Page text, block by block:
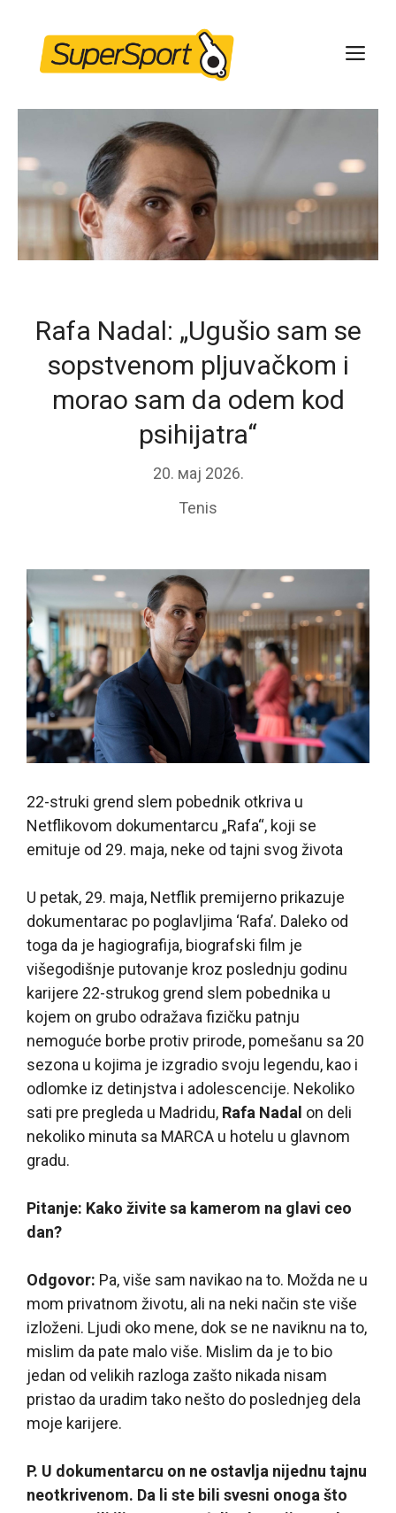
content
Rafa Nadal: „Ugušio sam se
sopstvenom pljuvačkom i
morao sam da odem kod
psihijatra“
20. мај 2026.
Tenis
22-struki grend slem pobednik otkriva u
Netflikovom dokumentarcu „Rafa“, koji se
emituje od 29. maja, neke od tajni svog života
U petak, 29. maja, Netflik premijerno prikazuje
dokumentarac po poglavljima ‘Rafa’. Daleko od
toga da je hagiografija, biografski film je
višegodišnje putovanje kroz poslednju godinu
karijere 22-strukog grend slem pobednika u
kojem on grubo odražava fizičku patnju
nemoguće borbe protiv prirode, pomešanu sa 20
sezona u kojima je izgradio svoju legendu, kao i
odlomke iz detinjstva i adolescencije. Nekoliko
sati pre pregleda u Madridu, Rafa Nadal on deli
nekoliko minuta sa MARCA u hotelu u glavnom
gradu.
Pitanje: Kako živite sa kamerom na glavi ceo
dan?
Odgovor: Pa, više sam navikao na to. Možda ne u
mom privatnom životu, ali na neki način ste više
izloženi. Ljudi oko mene, dok se ne naviknu na to,
mislim da pate malo više. Mislim da je to bio
jedan od velikih razloga zašto nikada nisam
pristao da uradim tako nešto do poslednjeg dela
moje karijere.
P. U dokumentarcu on ne ostavlja nijednu tajnu
neotkrivenom. Da li ste bili svesni onoga što